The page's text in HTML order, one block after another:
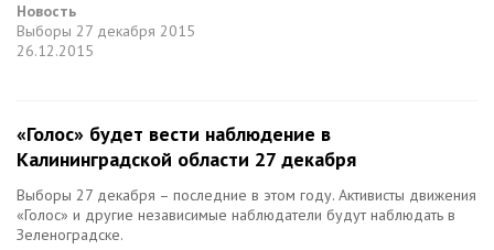
Новость
Выборы 27 декабря 2015
26.12.2015
«Голос» будет вести наблюдение в
Калининградской области 27 декабря
Выборы 27 декабря – последние в этом году. Активисты движения
«Голос» и другие независимые наблюдатели будут наблюдать в
Зеленоградске.